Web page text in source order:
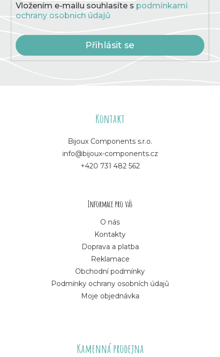
Vložením e-mailu souhlasíte s podmínkami
ochrany osobních údajů
Přihlásit se
Kontakt
Bijoux Components s.r.o.
info@bijoux-components.cz
+420 731 482 562
Informace pro vás
O nás
Kontakty
Doprava a platba
Reklamace
Obchodní podmínky
Podmínky ochrany osobních údajů
Moje objednávka
Kamenná prodejna